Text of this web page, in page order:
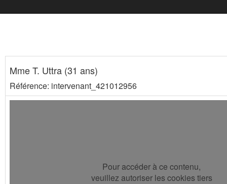
Mme T. Uttra (31 ans)
Référence: intervenant_421012956
Pour accéder à ce contenu,
veuillez autoriser les cookies tiers